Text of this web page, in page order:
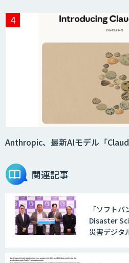
secondz
Smart Search
法人向けAIエ
員」
＜Dify活用＞
Anthropic、最新AIモデル「
関連記事
「ソフト
Disaster
災害デジタ